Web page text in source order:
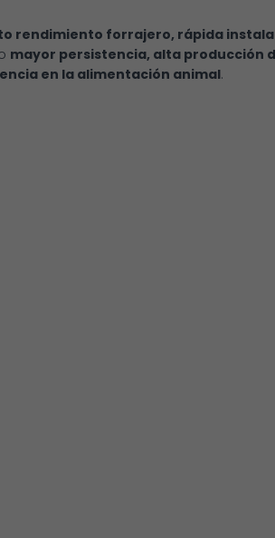
rendimiento forrajero, rápida
mayor persistencia, alta producción
en la alimentación animal.